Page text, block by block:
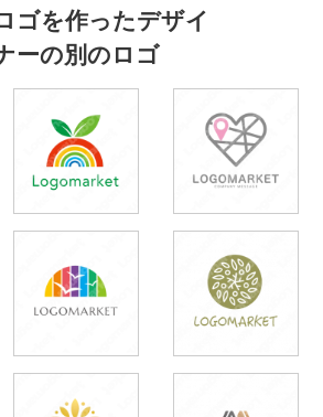
ゴを作ったデザイ
ーの別のロゴ